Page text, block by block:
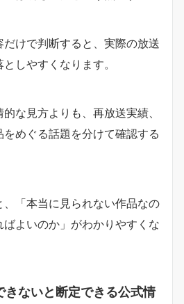
けで判断すると、実際の放送
しやすくなります。
な見方よりも、再放送実績、
めぐる話題を分けて確認する
「本当に見られない作品なの
よいのか」がわかりやすくな
きないと断定できる公式情